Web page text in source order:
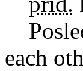
each